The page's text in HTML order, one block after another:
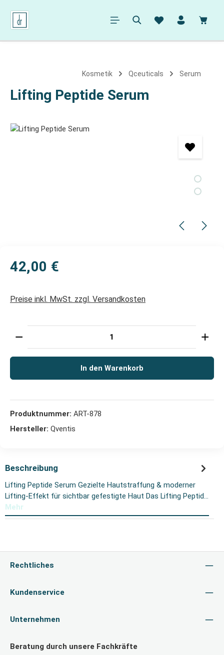
springen
Kosmetik Qceuticals Serum
Lifting Peptide Serum
Bildergalerie überspringen
42,00 €
Preise inkl. MwSt. zzgl. Versandkosten
Produkt Anzahl: Gib den gewünschten Wert ein
In den Warenkorb
Produktnummer: ART-878
Hersteller: Qventis
Beschreibung
Lifting Peptide Serum Gezielte Hautstraffung & moderner
Lifting-Effekt für sichtbar gefestigte Haut Das Lifting Peptid…
Mehr
Rechtliches
Kundenservice
Unternehmen
Beratung durch unsere Fachkräfte